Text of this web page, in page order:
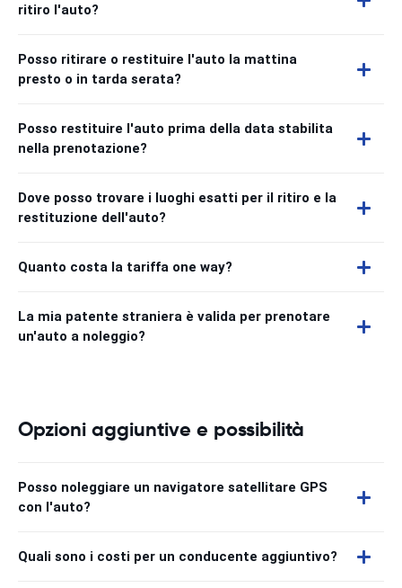
ritiro l'auto?
Posso ritirare o restituire l'auto la mattina
presto o in tarda serata?
Posso restituire l'auto prima della data stabilita
nella prenotazione?
Dove posso trovare i luoghi esatti per il ritiro e la
restituzione dell'auto?
Quanto costa la tariffa one way?
La mia patente straniera è valida per prenotare
un'auto a noleggio?
Opzioni aggiuntive e possibilità
Posso noleggiare un navigatore satellitare GPS
con l'auto?
Quali sono i costi per un conducente aggiuntivo?